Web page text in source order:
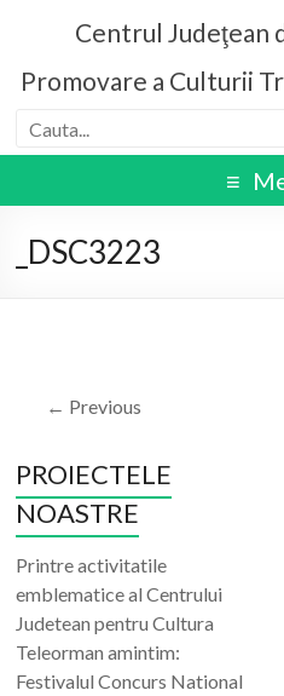
Centrul Judeţean
Promovare a Culturii
_DSC3223
← Previous
PROIECTELE
NOASTRE
Printre activitatile
emblematice al Centrului
Judetean pentru Cultura
Teleorman amintim:
Festivalul Concurs National